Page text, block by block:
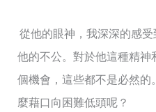
從他的眼神，我深深的感
他的不公。對於他這種精
個機會，這些都不是必然的
麼藉口向困難低頭呢？